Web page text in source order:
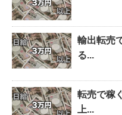
輸出転売
る...
転売で稼
上...